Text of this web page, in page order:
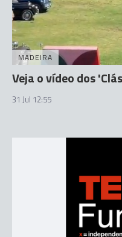
MADEIRA
Veja o vídeo dos
31 Jul 12:55